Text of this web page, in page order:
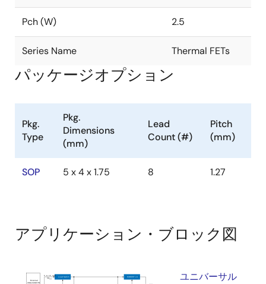
Pch (W) 2.5
Series Name Thermal FETs
パッケージオプション
Pkg.
Type
Pkg.
Dimensions
(mm)
Lead
Count (#)
Pitch
(mm)
SOP 5 x 4 x 1.75 8 1.27
アプリケーション・ブロック図
ユニバーサル